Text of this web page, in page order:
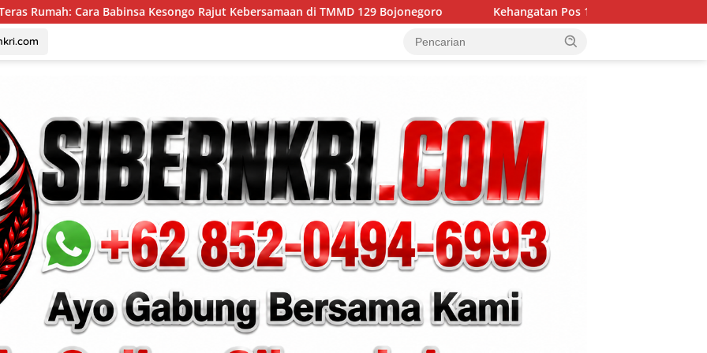
Rajut Kebersamaan di TMMD 129 Bojonegoro Kehangatan Pos 1 Kesongo: Ketika Satgas TMMD 129 Bojonegoro